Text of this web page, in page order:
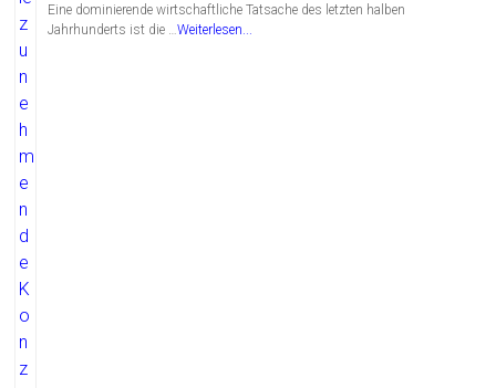
Eine dominierende wirtschaftliche Tatsache des letzten halben
Jahrhunderts ist die …Weiterlesen...